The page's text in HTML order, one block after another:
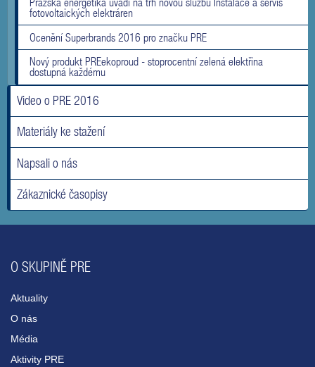
fotovoltaických elektráren
Ocenění Superbrands 2016 pro značku PRE
Nový produkt PREekoproud - stoprocentní zelená elektřina
dostupná každému
Video o PRE 2016
Materiály ke stažení
Napsali o nás
Zákaznické časopisy
O SKUPINĚ PRE
Aktuality
O nás
Média
Aktivity PRE